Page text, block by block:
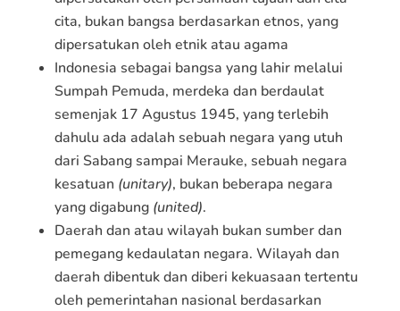
cita, bukan bangsa berdasarkan etnos, yang
dipersatukan oleh etnik atau agama
Indonesia sebagai bangsa yang lahir melalui
Sumpah Pemuda, merdeka dan berdaulat
semenjak 17 Agustus 1945, yang terlebih
dahulu ada adalah sebuah negara yang utuh
dari Sabang sampai Merauke, sebuah negara
kesatuan (unitary), bukan beberapa negara
yang digabung (united).
Daerah dan atau wilayah bukan sumber dan
pemegang kedaulatan negara. Wilayah dan
daerah dibentuk dan diberi kekuasaan tertentu
oleh pemerintahan nasional berdasarkan